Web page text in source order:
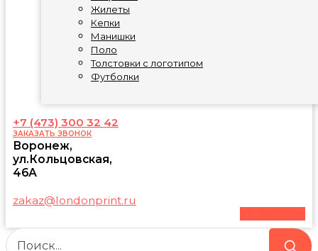
Жилеты
Кепки
Манишки
Поло
Толстовки с логотипом
Футболки
+7 (473) 300 32 42
ЗАКАЗАТЬ ЗВОНОК
Воронеж,
ул.Кольцовская,
46А
zakaz@londonprint.ru